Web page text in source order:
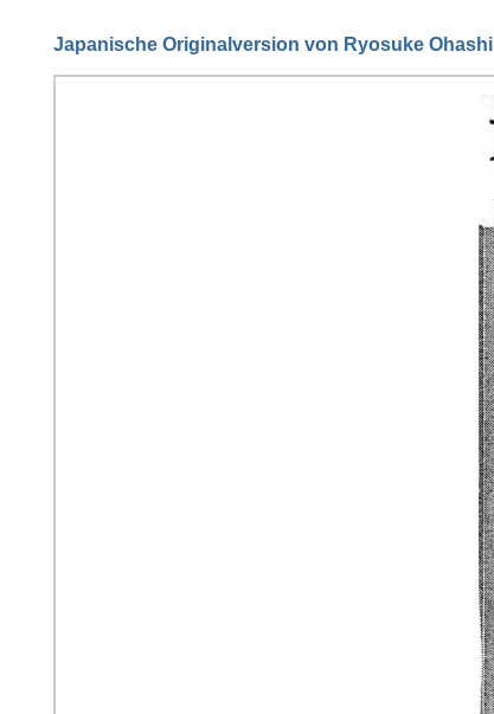
Japanische Originalversion von Ryosuke Ohashi